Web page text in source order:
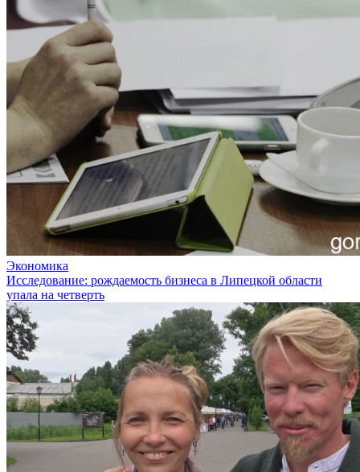
Экономика
Исследование: рождаемость бизнеса в Липецкой области
упала на четверть